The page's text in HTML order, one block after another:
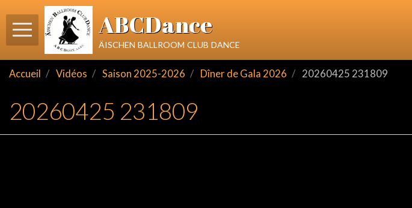
ABCDance
äischen ballroom club dance
Accueil Vidéos Saison 2025-2026 Dîner de Gala 2026 20260425 231809
20260425 231809